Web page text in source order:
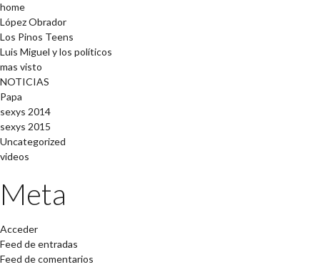
home
López Obrador
Los Pinos Teens
Luis Miguel y los políticos
mas visto
NOTICIAS
Papa
sexys 2014
sexys 2015
Uncategorized
videos
Meta
Acceder
Feed de entradas
Feed de comentarios